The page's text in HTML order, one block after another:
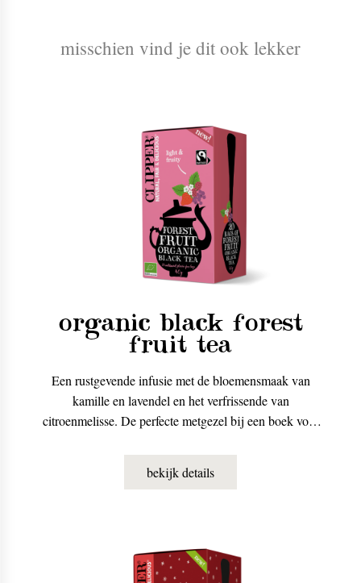
misschien vind je dit ook lekker
organic black forest
fruit tea
Een rustgevende infusie met de bloemensmaak van
kamille en lavendel en het verfrissende van
citroenmelisse. De perfecte metgezel bij een boek voor
bekijk details